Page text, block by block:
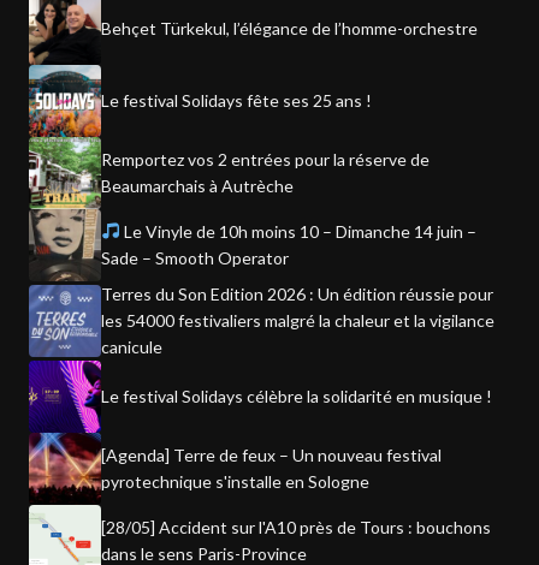
Behçet Türkekul, l’élégance de l’homme-orchestre
Le festival Solidays fête ses 25 ans !
Remportez vos 2 entrées pour la réserve de
Beaumarchais à Autrèche
Le Vinyle de 10h moins 10 – Dimanche 14 juin –
Sade – Smooth Operator
Terres du Son Edition 2026 : Un édition réussie pour
les 54000 festivaliers malgré la chaleur et la vigilance
canicule
Le festival Solidays célèbre la solidarité en musique !
[Agenda] Terre de feux – Un nouveau festival
pyrotechnique s'installe en Sologne
[28/05] Accident sur l'A10 près de Tours : bouchons
dans le sens Paris-Province